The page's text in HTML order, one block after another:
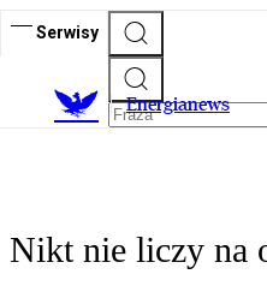
Serwisy
Energianews
Nikt nie liczy na